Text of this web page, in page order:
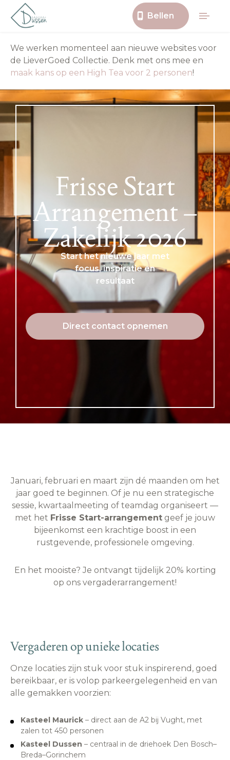
Bellen
We werken momenteel aan nieuwe websites voor
de LieverGoed Collectie. Denk met ons mee en
maak kans op een High Tea voor 2 personen!
Frisse Start
Arrangement –
Zakelijk 2026
Start het nieuwe jaar met
focus, inspiratie en
resultaat
Direct contact opnemen
Januari, februari en maart zijn dé maanden om het
jaar goed te beginnen. Of je nu een strategische
sessie, kwartaalmeeting of teamdag organiseert —
met het Frisse Start-arrangement geef je jouw
bijeenkomst een krachtige boost in een
rustgevende, professionele omgeving.
En het mooiste? Je ontvangt tijdelijk 20% korting
op ons vergaderarrangement!
Vergaderen op unieke locaties
Onze locaties zijn stuk voor stuk inspirerend, goed
bereikbaar, er is volop parkeergelegenheid en van
alle gemakken voorzien:
Kasteel Maurick – direct aan de A2 bij Vught, met
zalen tot 450 personen
Kasteel Dussen – centraal in de driehoek Den Bosch–
Breda–Gorinchem